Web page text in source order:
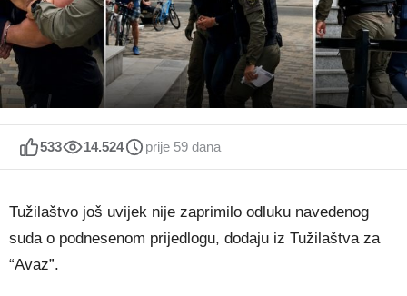
533 14.524 prije 59 dana
Tužilaštvo još uvijek nije zaprimilo odluku navedenog
suda o podnesenom prijedlogu, dodaju iz Tužilaštva za
“Avaz”.